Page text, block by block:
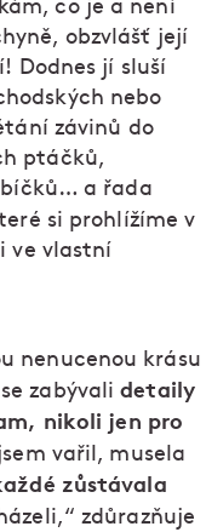
co je a není
obzvlášť její
Dodnes jí sluší
nebo
závinů do
ptáčků,
a řada
si prohlížíme v
ve vlastní
nenucenou krásu
zabývalidetaily
nikoli jen pro
vařil, musela
zůstávala
zdůrazňuje